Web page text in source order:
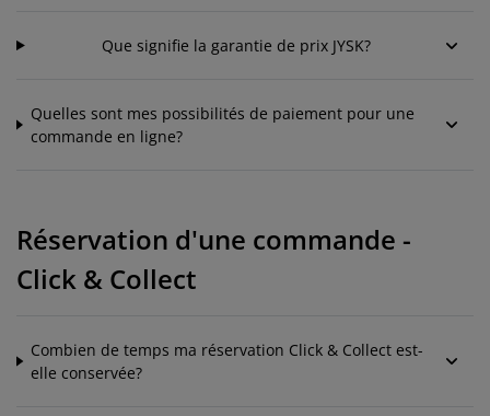
Que signifie la garantie de prix JYSK?
Quelles sont mes possibilités de paiement pour une
commande en ligne?
Réservation d'une commande -
Click & Collect
Combien de temps ma réservation Click & Collect est-
elle conservée?